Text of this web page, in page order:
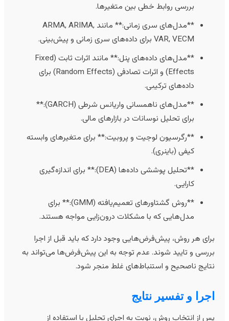
بررسی روابط خطی بین متغیرها.
**مدل‌های سری زمانی:** مانند ARMA, ARIMA,
VAR, VECM برای داده‌های سری زمانی و پیش‌بینی.
**مدل‌های داده‌های پنل:** مانند اثرات ثابت (Fixed
Effects) و اثرات تصادفی (Random Effects) برای
داده‌های ترکیبی.
**مدل‌های ناهمسانی واریانس شرطی (GARCH):**
برای تحلیل نوسانات در بازارهای مالی.
**رگرسیون لوجیت و پروبیت:** برای متغیرهای وابسته
کیفی (باینری).
**تحلیل پوششی داده‌ها (DEA):** برای اندازه‌گیری
کارایی.
**روش گشتاورهای تعمیم‌یافته (GMM):** برای
مدل‌هایی که با مشکلات درون‌زایی مواجه هستند.
هر روش، پیش‌فرض‌هایی وجود دارد که باید قبل از اجرا
و تایید شوند. عدم توجه به این پیش‌فرض‌ها می‌تواند به
ناصحیح و استنباط‌های غلط منجر شود.
و تفسیر نتایج
از انتخاب روش، نوبت به اجرای تحلیل با استفاده از